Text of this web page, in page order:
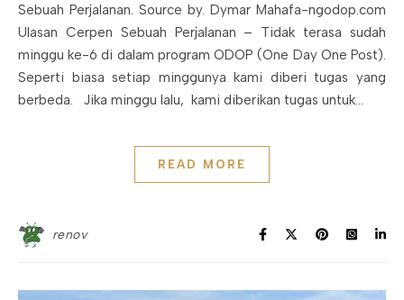
Sebuah Perjalanan. Source by. Dymar Mahafa-ngodop.com
Ulasan Cerpen Sebuah Perjalanan – Tidak terasa sudah
minggu ke-6 di dalam program ODOP (One Day One Post).
Seperti biasa setiap minggunya kami diberi tugas yang
berbeda. Jika minggu lalu, kami diberikan tugas untuk…
READ MORE
renov